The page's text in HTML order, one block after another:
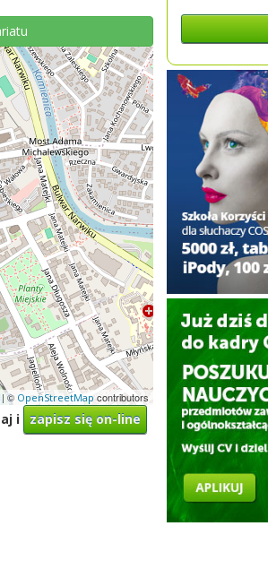
| © OpenStreetMapcontributors
i zapisz się on-line